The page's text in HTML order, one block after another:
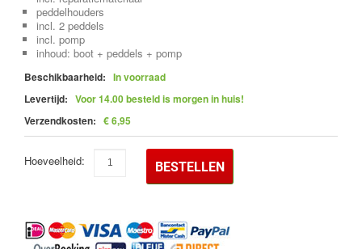
peddelhouders
incl. 2 peddels
incl. pomp
inhoud: boot + peddels + pomp
Beschikbaarheid: In voorraad
Levertijd: Voor 14.00 besteld is morgen in huis!
Verzendkosten: € 6,95
Hoeveelheid: BESTELLEN